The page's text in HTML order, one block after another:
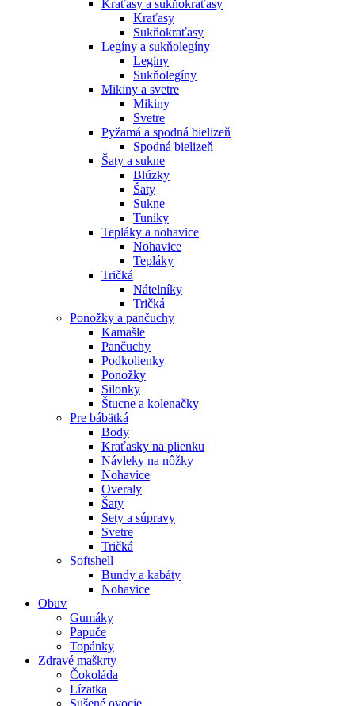
Kraťasy a sukňokraťasy
Kraťasy
Sukňokraťasy
Legíny a sukňolegíny
Legíny
Sukňolegíny
Mikiny a svetre
Mikiny
Svetre
Pyžamá a spodná bielizeň
Spodná bielizeň
Šaty a sukne
Blúzky
Šaty
Sukne
Tuniky
Tepláky a nohavice
Nohavice
Tepláky
Tričká
Nátelníky
Tričká
Ponožky a pančuchy
Kamašle
Pančuchy
Podkolienky
Ponožky
Silonky
Štucne a kolenačky
Pre bábätká
Body
Kraťasky na plienku
Návleky na nôžky
Nohavice
Overaly
Šaty
Sety a súpravy
Svetre
Tričká
Softshell
Bundy a kabáty
Nohavice
Obuv
Gumáky
Papuče
Topánky
Zdravé maškrty
Čokoláda
Lízatka
Sušené ovocie